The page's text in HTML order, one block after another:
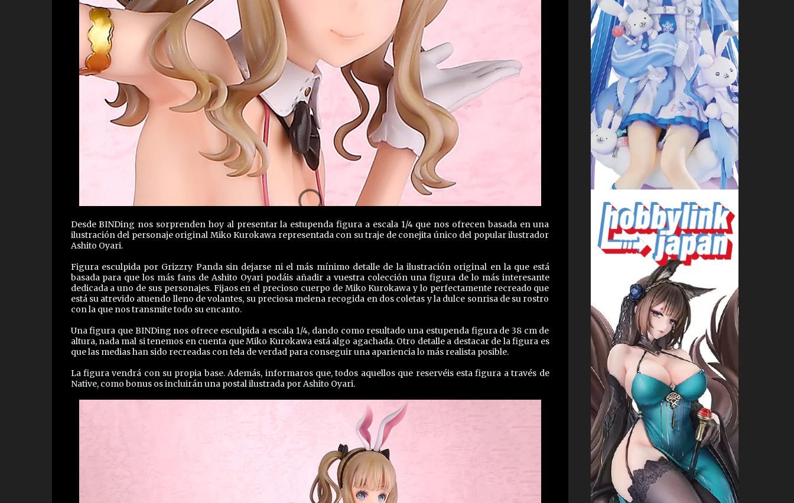
Desde BINDing nos sorprenden hoy al presentar la estupenda figura a escala 1/4 que nos ofrecen basada en una
ilustración del personaje original Miko Kurokawa representada con su traje de conejita único del popular ilustrador
Ashito Oyari.
Figura esculpida por Grizzry Panda sin dejarse ni el más mínimo detalle de la ilustración original en la que está
basada para que los más fans de Ashito Oyari podáis añadir a vuestra colección una figura de lo más interesante
dedicada a uno de sus personajes. Fijaos en el precioso cuerpo de Miko Kurokawa y lo perfectamente recreado que
está su atrevido atuendo lleno de volantes, su preciosa melena recogida en dos coletas y la dulce sonrisa de su rostro
con la que nos transmite todo su encanto.
Una figura que BINDing nos ofrece esculpida a escala 1/4, dando como resultado una estupenda figura de 38 cm de
altura, nada mal si tenemos en cuenta que Miko Kurokawa está algo agachada. Otro detalle a destacar de la figura es
que las medias han sido recreadas con tela de verdad para conseguir una apariencia lo más realista posible.
La figura vendrá con su propia base. Además, informaros que, todos aquellos que reservéis esta figura a través de
Native, como bonus os incluirán una postal ilustrada por Ashito Oyari.